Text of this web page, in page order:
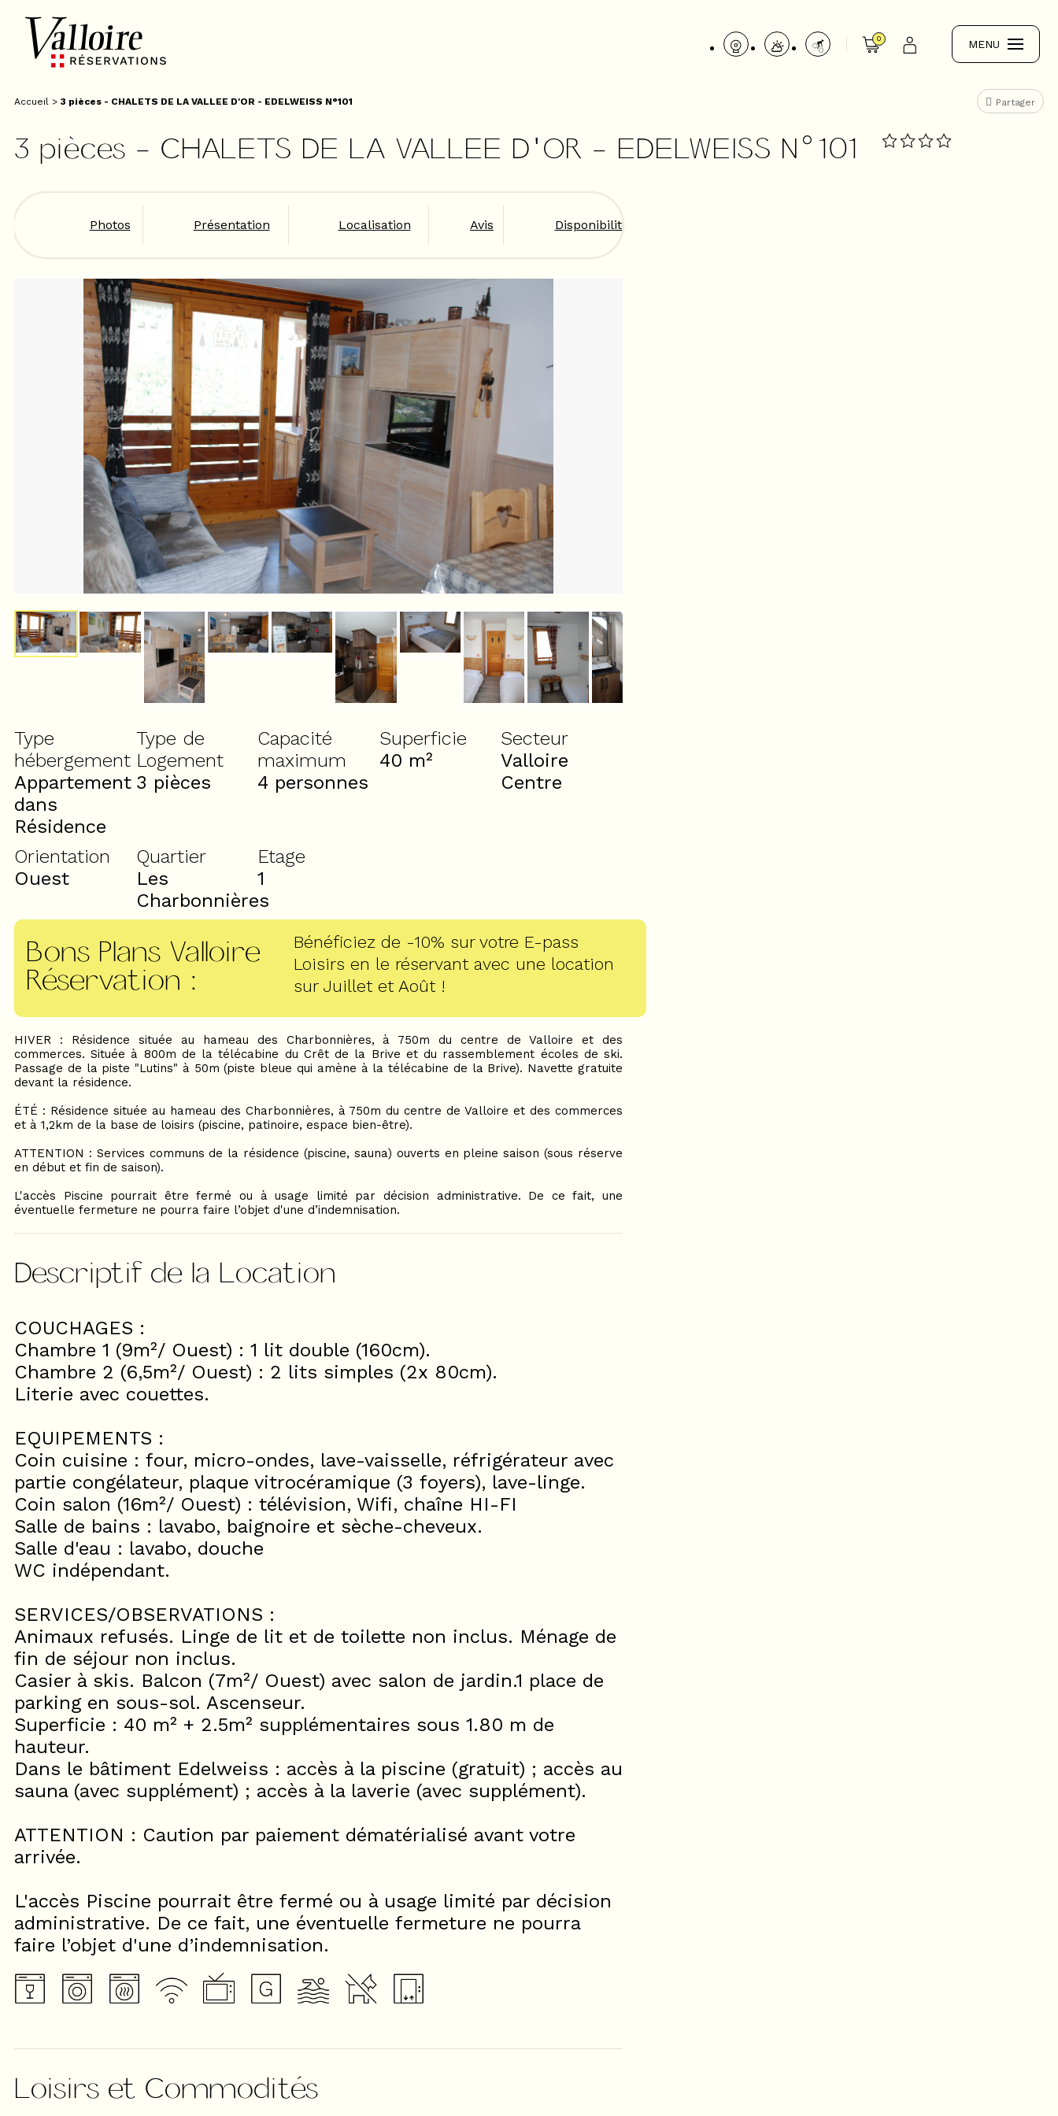
0 MENU
Accueil > 3 pièces - CHALETS DE LA VALLEE D'OR - EDELWEISS N°101 Partager
3 pièces - CHALETS DE LA VALLEE D'OR - EDELWEISS N°101
Photos Présentation Localisation Avis Disponibilités
Type
hébergement
Appartement
dans
Résidence
Type de
Logement
3 pièces
Capacité
maximum
4 personnes
Superficie
40 m²
Secteur
Valloire
Centre
Orientation
Ouest
Quartier
Les
Charbonnières
Etage
1
Bons Plans Valloire
Réservation :
Bénéficiez de -10% sur votre E-pass
Loisirs en le réservant avec une location
sur Juillet et Août !
HIVER : Résidence située au hameau des Charbonnières, à 750m du centre de Valloire et des
commerces. Située à 800m de la télécabine du Crêt de la Brive et du rassemblement écoles de ski.
Passage de la piste "Lutins" à 50m (piste bleue qui amène à la télécabine de la Brive). Navette gratuite
devant la résidence.
ÉTÉ : Résidence située au hameau des Charbonnières, à 750m du centre de Valloire et des commerces
et à 1,2km de la base de loisirs (piscine, patinoire, espace bien-être).
ATTENTION : Services communs de la résidence (piscine, sauna) ouverts en pleine saison (sous réserve
en début et fin de saison).
L'accès Piscine pourrait être fermé ou à usage limité par décision administrative. De ce fait, une
éventuelle fermeture ne pourra faire l’objet d'une d’indemnisation.
Descriptif de la Location
COUCHAGES :
Chambre 1 (9m²/ Ouest) : 1 lit double (160cm).
Chambre 2 (6,5m²/ Ouest) : 2 lits simples (2x 80cm).
Literie avec couettes.
EQUIPEMENTS :
Coin cuisine : four, micro-ondes, lave-vaisselle, réfrigérateur avec
partie congélateur, plaque vitrocéramique (3 foyers), lave-linge.
Coin salon (16m²/ Ouest) : télévision, Wifi, chaîne HI-FI
Salle de bains : lavabo, baignoire et sèche-cheveux.
Salle d'eau : lavabo, douche
WC indépendant.
SERVICES/OBSERVATIONS :
Animaux refusés. Linge de lit et de toilette non inclus. Ménage de
fin de séjour non inclus.
Casier à skis. Balcon (7m²/ Ouest) avec salon de jardin.1 place de
parking en sous-sol. Ascenseur.
Superficie : 40 m² + 2.5m² supplémentaires sous 1.80 m de
hauteur.
Dans le bâtiment Edelweiss : accès à la piscine (gratuit) ; accès au
sauna (avec supplément) ; accès à la laverie (avec supplément).
ATTENTION : Caution par paiement dématérialisé avant votre
arrivée.
L'accès Piscine pourrait être fermé ou à usage limité par décision
administrative. De ce fait, une éventuelle fermeture ne pourra
faire l’objet d'une d’indemnisation.
Loisirs et Commodités